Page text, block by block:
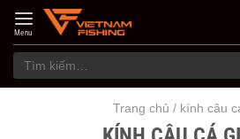
content
Menu
Tìm
kiếm:
Trang chủ / kính câu